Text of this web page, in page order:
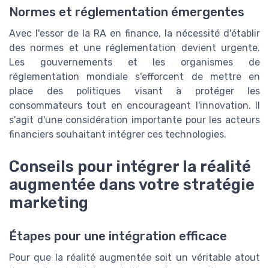
Normes et réglementation émergentes
Avec l'essor de la RA en finance, la nécessité d'établir
des normes et une réglementation devient urgente.
Les gouvernements et les organismes de
réglementation mondiale s'efforcent de mettre en
place des politiques visant à protéger les
consommateurs tout en encourageant l'innovation. Il
s'agit d'une considération importante pour les acteurs
financiers souhaitant intégrer ces technologies.
Conseils pour intégrer la réalité
augmentée dans votre stratégie
marketing
Étapes pour une intégration efficace
Pour que la réalité augmentée soit un véritable atout